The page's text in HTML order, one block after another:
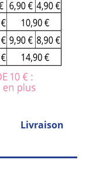
Livraison